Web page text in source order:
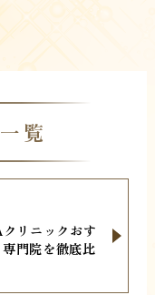
覧
リニックおす
門院を徹底比